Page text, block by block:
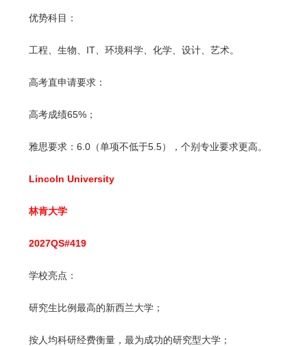
优势科目：
工程、生物、IT、环境科学、化学、设计、艺术。
高考直申请要求：
高考成绩65%；
雅思要求：6.0（单项不低于5.5），个别专业要求更高。
Lincoln University
林肯大学
2027QS#419
学校亮点：
研究生比例最高的新西兰大学；
按人均科研经费衡量，最为成功的研究型大学；